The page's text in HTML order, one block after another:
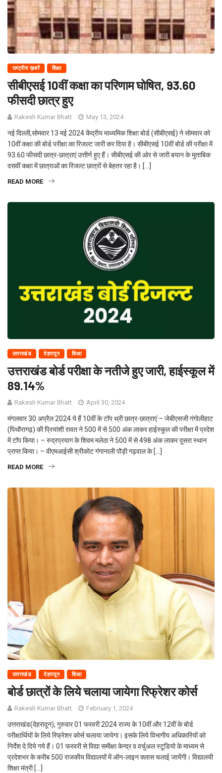
राष्ट्रीय ख़बरें शिक्षा
सीबीएसई 10वीं कक्षा का परिणाम घोषित, 93.60
फीसदी छात्र हुए
Rakesh Kumar Bhatt May 13, 2024
नई दिल्ली,सोमवार 13 मई 2024 केंद्रीय माध्यमिक शिक्षा बोर्ड (सीबीएसई) ने सोमवार को
10वीं कक्षा की बोर्ड परीक्षा का रिजल्ट जारी कर दिया है। सीबीएसई 10वीं बोर्ड की परीक्षा में
93.60 फीसदी छात्र-छात्राएं उत्तीर्ण हुए हैं। सीबीएसई की ओर से जारी बयान के मुताबिक
दसवीं कक्षा में छात्राओं का रिजल्ट छात्रों से बेहतर रहा है। […]
READ MORE
उत्तराखंड देहरादून शिक्षा
उत्तराखंड बोर्ड परीक्षा के नतीजे हुए जारी, हाईस्कूल में
89.14%
Rakesh Kumar Bhatt April 30, 2024
मंगलवार 30 अप्रैल 2024 ये हैं 10वीं के टॉप थ्री छात्र-छात्राएं – जेबीएसजी गंगोलीहाट
(पिथौरागढ़) की प्रियांशी रावत ने 500 में से 500 अंक लाकर हाईस्कूल की परीक्षा में प्रदेश
में टॉप किया। – रुद्रप्रयाग के शिवम मलेठा ने 500 में से 498 अंक लाकर दूसरा स्थान
प्राप्त किया। – वीएमआईसी श्रीकोट गंगानाली पौड़ी गढ़वाल के […]
READ MORE
उत्तराखंड देहरादून शिक्षा
बोर्ड छात्रों के लिये चलाया जायेगा रिफ्रेशर कोर्स
Rakesh Kumar Bhatt February 1, 2024
उत्तराखंड(देहरादून), गुरुवार 01 फरवरी 2024 राज्य के 10वीं और 12वीं के बोर्ड
परीक्षार्थियों के लिये रिफ्रेशर कोर्स चलाया जायेगा। इसके लिये विभागीय अधिकारियों को
निर्देश दे दिये गये हैं। 01 फरवरी से विद्या समीक्षा केन्द्र व वर्चुअल स्टूडियो के माध्यम से
प्रदेशभर के करीब 500 राजकीय विद्यालयों में ऑन-लाइन क्लास चलाई जायेंगी। विद्यालयी
शिक्षा मंत्री […]